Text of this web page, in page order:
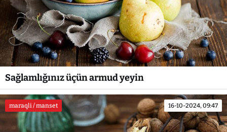
Sağlamlığınız üçün armud yeyin
maraqli / manset 16-10-2024, 09:47